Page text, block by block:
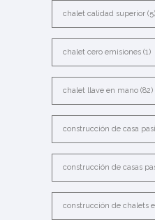
chalet calidad superior (5)
chalet cero emisiones (1)
chalet llave en mano (82)
construcción de casa
construcción de casas
construcción de chalets